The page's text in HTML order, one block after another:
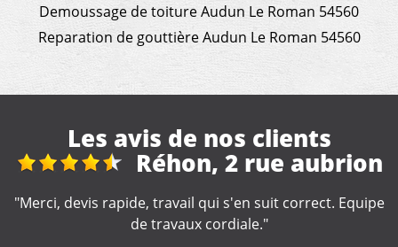
Demoussage de toiture Audun Le Roman 54560
Reparation de gouttière Audun Le Roman 54560
Les avis de nos clients
Travaux de
couverture
"Je recommande, très sérieux !! "